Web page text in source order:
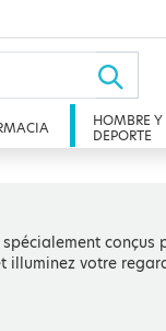
HOMBRE Y
DEPORTE
illuminez votre